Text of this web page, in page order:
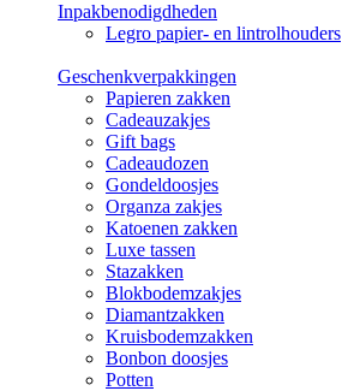
Inpakbenodigdheden
Legro papier- en lintrolhouders
Geschenkverpakkingen
Papieren zakken
Cadeauzakjes
Gift bags
Cadeaudozen
Gondeldoosjes
Organza zakjes
Katoenen zakken
Luxe tassen
Stazakken
Blokbodemzakjes
Diamantzakken
Kruisbodemzakken
Bonbon doosjes
Potten